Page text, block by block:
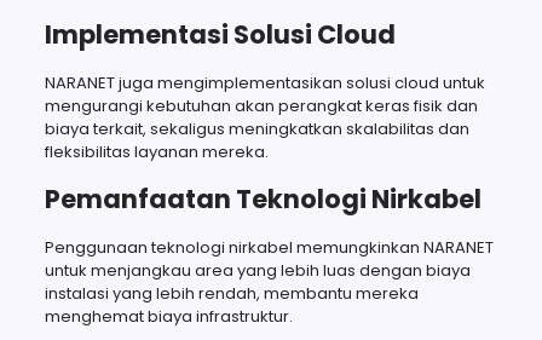
Implementasi Solusi Cloud
NARANET juga mengimplementasikan solusi cloud untuk
mengurangi kebutuhan akan perangkat keras fisik dan
biaya terkait, sekaligus meningkatkan skalabilitas dan
fleksibilitas layanan mereka.
Pemanfaatan Teknologi Nirkabel
Penggunaan teknologi nirkabel memungkinkan NARANET
untuk menjangkau area yang lebih luas dengan biaya
instalasi yang lebih rendah, membantu mereka
menghemat biaya infrastruktur.